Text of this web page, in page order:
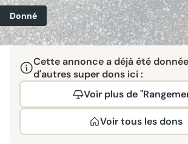
Donné
Cette annonce a déjà été
d'autres super dons ici :
Voir plus de
Voir tous les dons